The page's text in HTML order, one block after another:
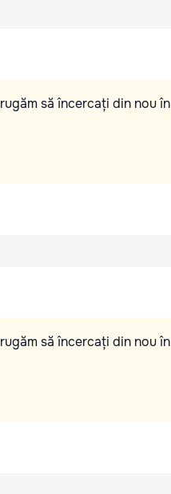
să încercați din nou în
să încercați din nou în